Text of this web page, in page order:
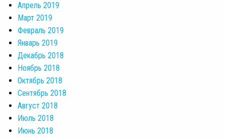
Апрель 2019
Март 2019
Февраль 2019
Январь 2019
Декабрь 2018
Ноябрь 2018
Октябрь 2018
Сентябрь 2018
Август 2018
Июль 2018
Июнь 2018